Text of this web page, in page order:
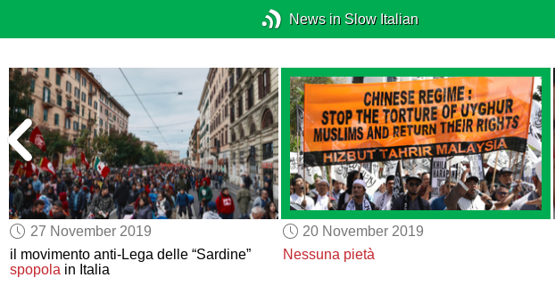
News in Slow Italian
27 November 2019
il movimento anti-Lega delle “Sardine”
spopola in Italia
20 November 2019
Nessuna pietà